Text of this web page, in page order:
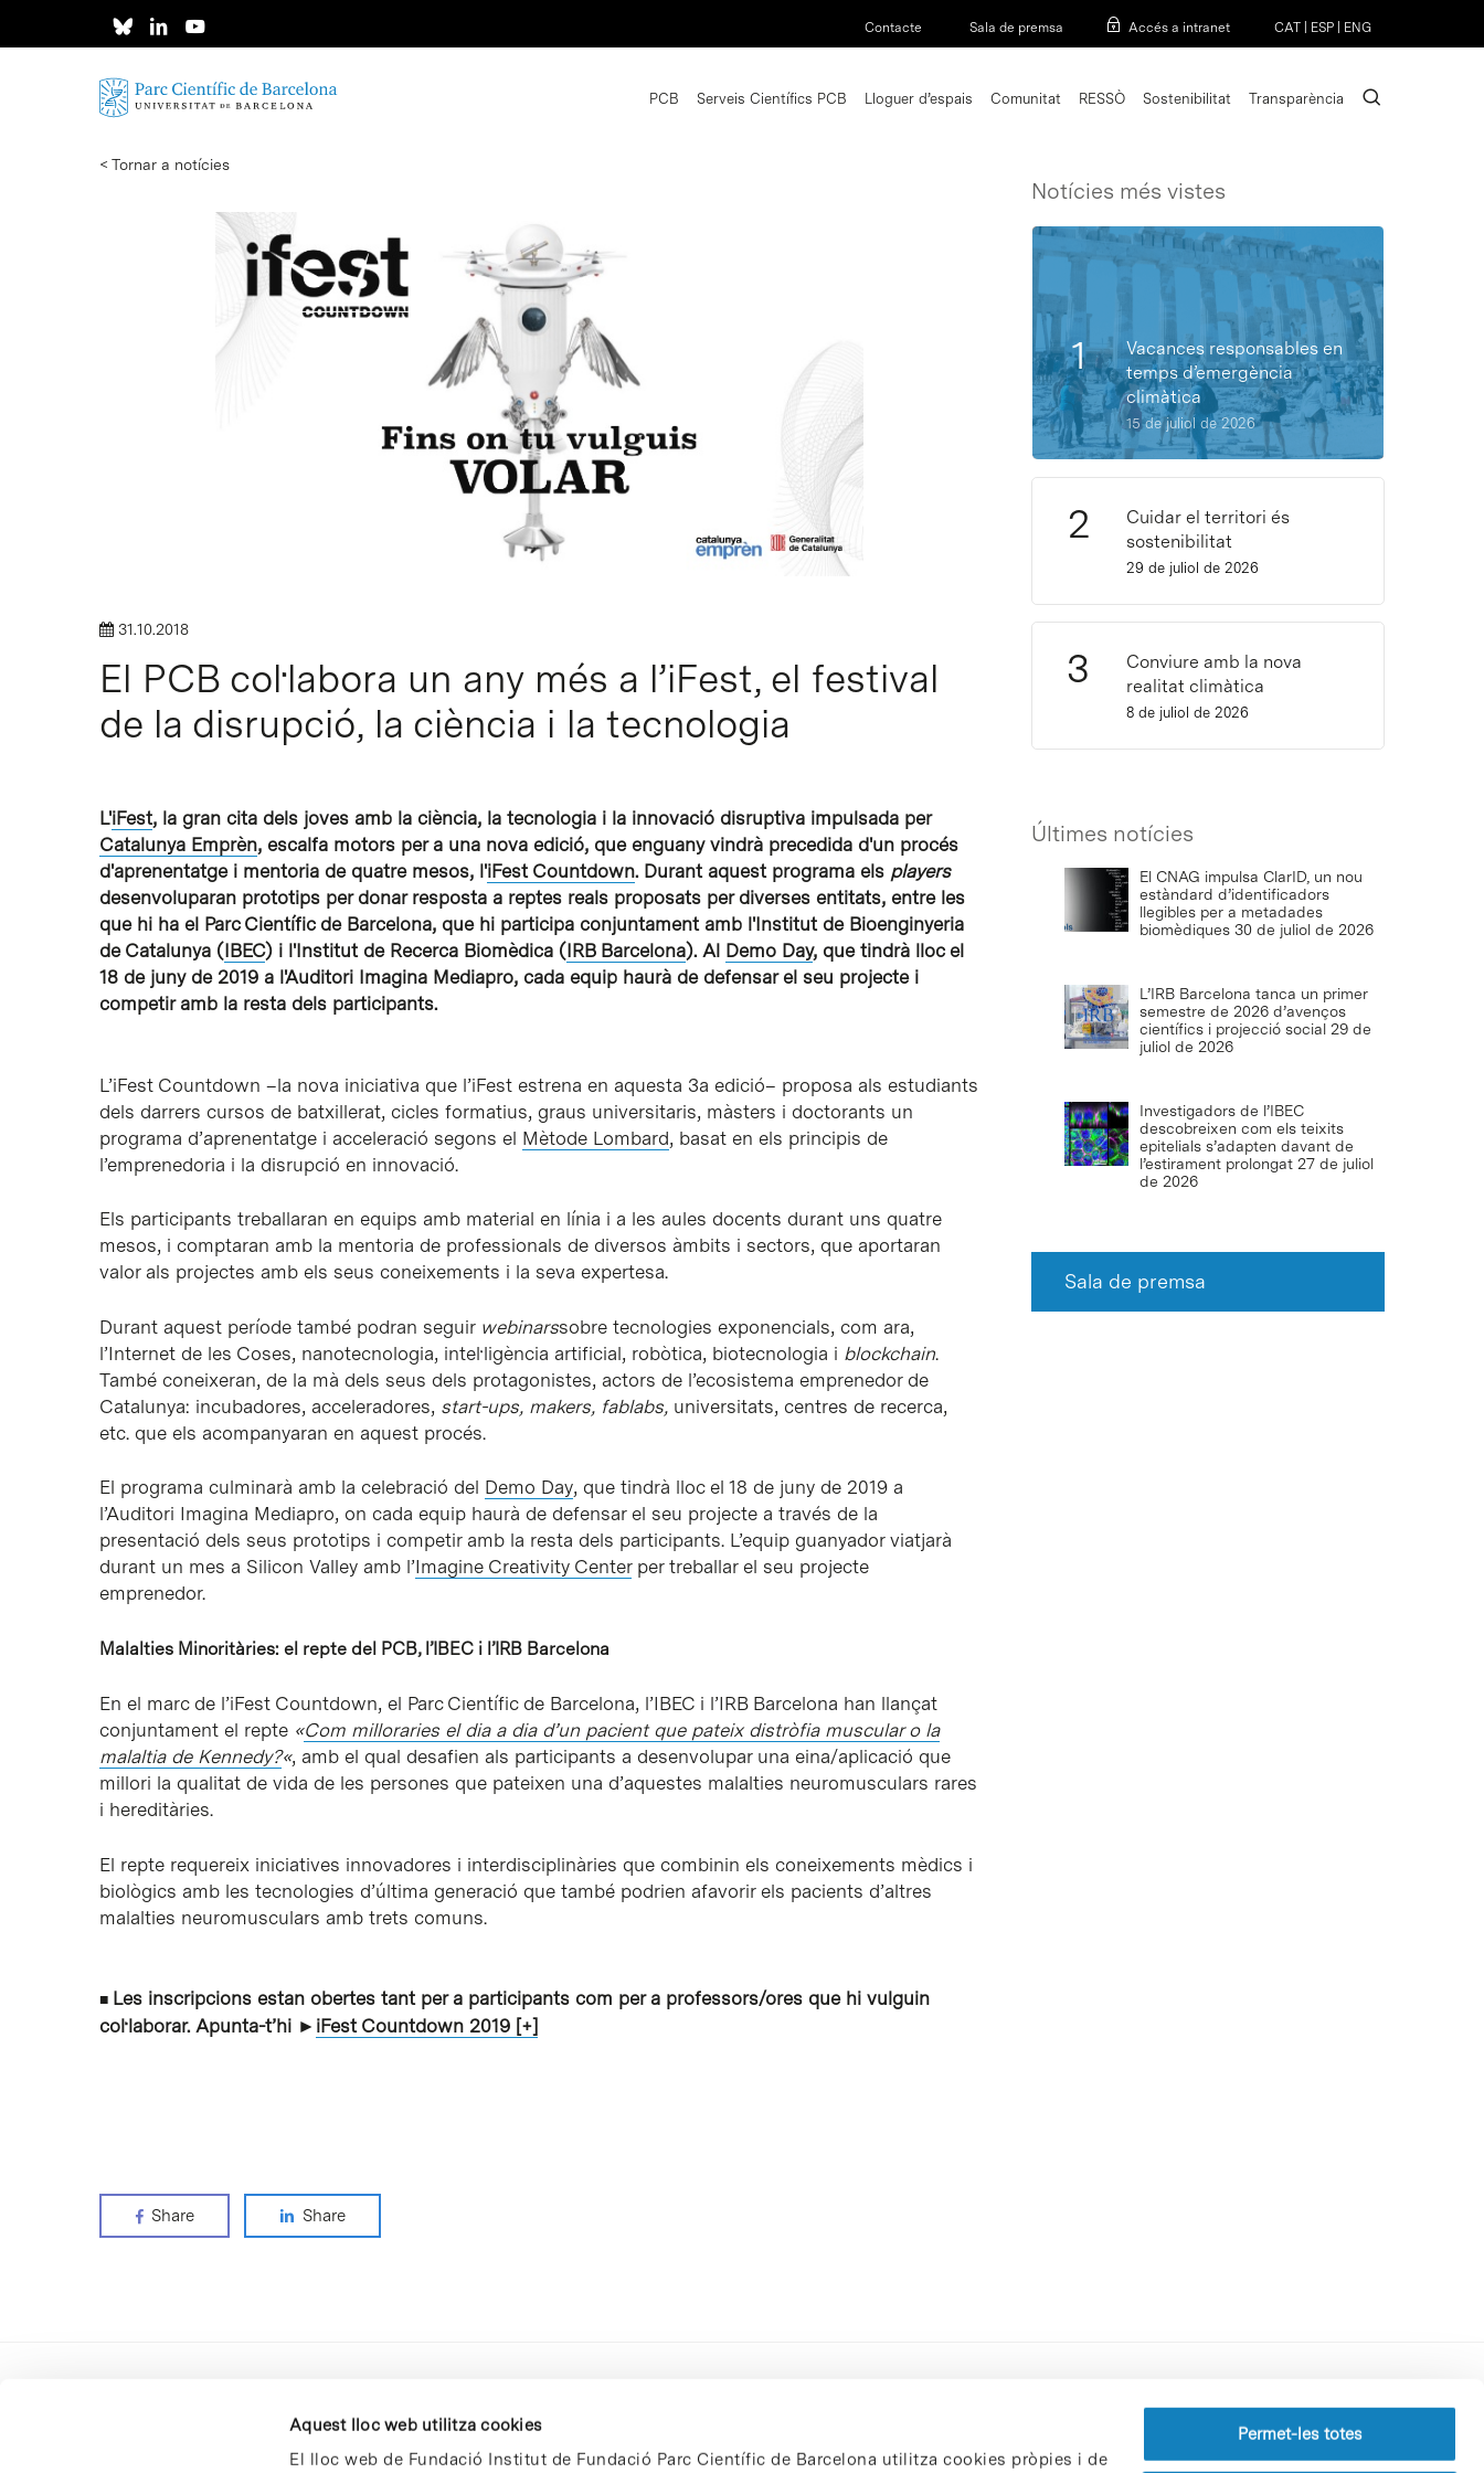
Aquest lloc web utilitza cookies
El lloc web de Fundació Institut de Fundació Parc Científic de Barcelona utilitza cookies pròpies i de
Permet-les totes
Contacte Sala de premsa Accés a intranet CAT ESP ENG
PCB Serveis Científics PCB Lloguer d’espais Comunitat RESSÒ Sostenibilitat Transparència search
< Tornar a notícies
31.10.2018
El PCB col·labora un any més a l’iFest, el festival
de la disrupció, la ciència i la tecnologia
L'iFest, la gran cita dels joves amb la ciència, la tecnologia i la innovació disruptiva impulsada per
Catalunya Emprèn, escalfa motors per a una nova edició, que enguany vindrà precedida d'un procés
d'aprenentatge i mentoria de quatre mesos, l'iFest Countdown. Durant aquest programa els players
desenvoluparan prototips per donar resposta a reptes reals proposats per diverses entitats, entre les
que hi ha el Parc Científic de Barcelona, que hi participa conjuntament amb l'Institut de Bioenginyeria
de Catalunya (IBEC) i l'Institut de Recerca Biomèdica (IRB Barcelona). Al Demo Day, que tindrà lloc el
18 de juny de 2019 a l'Auditori Imagina Mediapro, cada equip haurà de defensar el seu projecte i
competir amb la resta dels participants.
L’iFest Countdown –la nova iniciativa que l’iFest estrena en aquesta 3a edició– proposa als estudiants
dels darrers cursos de batxillerat, cicles formatius, graus universitaris, màsters i doctorants un
programa d’aprenentatge i acceleració segons el Mètode Lombard, basat en els principis de
l’emprenedoria i la disrupció en innovació.
Els participants treballaran en equips amb material en línia i a les aules docents durant uns quatre
mesos, i comptaran amb la mentoria de professionals de diversos àmbits i sectors, que aportaran
valor als projectes amb els seus coneixements i la seva expertesa.
Durant aquest període també podran seguir webinarssobre tecnologies exponencials, com ara,
l’Internet de les Coses, nanotecnologia, intel·ligència artificial, robòtica, biotecnologia i blockchain.
També coneixeran, de la mà dels seus dels protagonistes, actors de l’ecosistema emprenedor de
Catalunya: incubadores, acceleradores, start-ups, makers, fablabs, universitats, centres de recerca,
etc. que els acompanyaran en aquest procés.
El programa culminarà amb la celebració del Demo Day, que tindrà lloc el 18 de juny de 2019 a
l’Auditori Imagina Mediapro, on cada equip haurà de defensar el seu projecte a través de la
presentació dels seus prototips i competir amb la resta dels participants. L’equip guanyador viatjarà
durant un mes a Silicon Valley amb l’Imagine Creativity Centerper treballar el seu projecte
emprenedor.
Malalties Minoritàries: el repte del PCB, l’IBEC i l’IRB Barcelona
En el marc de l’iFest Countdown, el Parc Científic de Barcelona, l’IBEC i l’IRB Barcelona han llançat
conjuntament el repte «Com milloraries el dia a dia d’un pacient que pateix distròfia muscular o la
malaltia de Kennedy?«, amb el qual desafien als participants a desenvolupar una eina/aplicació que
millori la qualitat de vida de les persones que pateixen una d’aquestes malalties neuromusculars rares
i hereditàries.
El repte requereix iniciatives innovadores i interdisciplinàries que combinin els coneixements mèdics i
biològics amb les tecnologies d’última generació que també podrien afavorir els pacients d’altres
malalties neuromusculars amb trets comuns.
■ Les inscripcions estan obertes tant per a participants com per a professors/ores que hi vulguin
col·laborar. Apunta-t’hi ► iFest Countdown 2019 [+]
Share Share
Notícies més vistes
Vacances responsables en
temps d’emergència
climàtica
15 de juliol de 2026
Cuidar el territori és
sostenibilitat
29 de juliol de 2026
Conviure amb la nova
realitat climàtica
8 de juliol de 2026
Últimes notícies
El CNAG impulsa ClarID, un nou
estàndard d’identificadors
llegibles per a metadades
biomèdiques 30 de juliol de 2026
L’IRB Barcelona tanca un primer
semestre de 2026 d’avenços
científics i projecció social 29 de
juliol de 2026
Investigadors de l’IBEC
descobreixen com els teixits
epitelials s’adapten davant de
l’estirament prolongat 27 de juliol
de 2026
Sala de premsa
Perfil del contractant
Política de privacitat